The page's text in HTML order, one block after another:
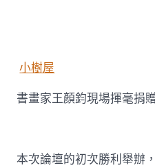
小樹屋
書畫家王顏鈞現場揮毫捐
本次論壇的初次勝利舉辦